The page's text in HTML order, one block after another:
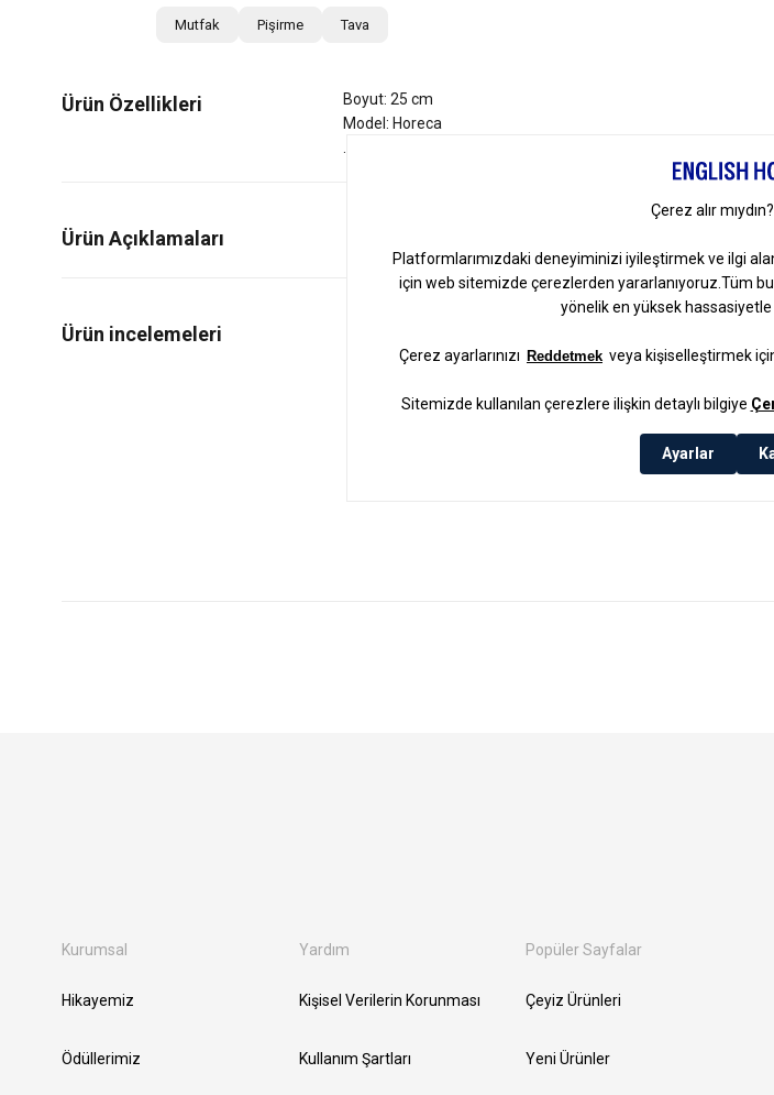
Mutfak Pişirme Tava
Ürün Özellikleri
Boyut: 25 cm
Model: Horeca
Ürün Açıklamaları
Kurumsal
Hikayemiz
Ödüllerimiz
Yardım
Kişisel Verilerin Korunması
Kullanım Şartları
Popüler Sayfalar
Çeyiz Ürünleri
Yeni Ürünler